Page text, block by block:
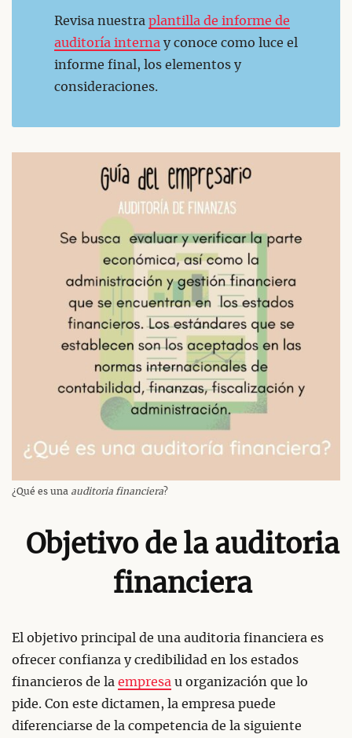
Revisa nuestra plantilla de informe de
auditoría internay conoce como luce el
informe final, los elementos y
consideraciones.
¿Qué es una auditoria financiera?
Objetivo de la auditoria
financiera
El objetivo principal de una auditoria financiera es
ofrecer confianza y credibilidad en los estados
financieros de la empresa u organización que lo
pide. Con este dictamen, la empresa puede
diferenciarse de la competencia de la siguiente